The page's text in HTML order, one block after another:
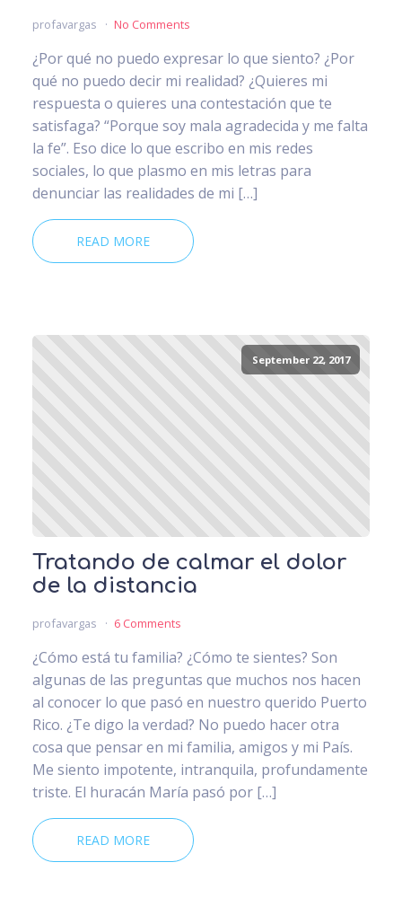
profavargas No Comments
¿Por qué no puedo expresar lo que siento? ¿Por
qué no puedo decir mi realidad? ¿Quieres mi
respuesta o quieres una contestación que te
satisfaga? “Porque soy mala agradecida y me falta
la fe”. Eso dice lo que escribo en mis redes
sociales, lo que plasmo en mis letras para
denunciar las realidades de mi […]
READ MORE
September 22, 2017
Tratando de calmar el dolor
de la distancia
profavargas 6 Comments
¿Cómo está tu familia? ¿Cómo te sientes? Son
algunas de las preguntas que muchos nos hacen
al conocer lo que pasó en nuestro querido Puerto
Rico. ¿Te digo la verdad? No puedo hacer otra
cosa que pensar en mi familia, amigos y mi País.
Me siento impotente, intranquila, profundamente
triste. El huracán María pasó por […]
READ MORE